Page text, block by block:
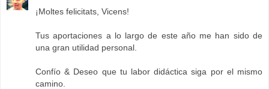
¡Moltes felicitats, Vicens!
Tus aportaciones a lo largo de este año me han sido de
una gran utilidad personal.
Confío & Deseo que tu labor didáctica siga por el mismo
camino.